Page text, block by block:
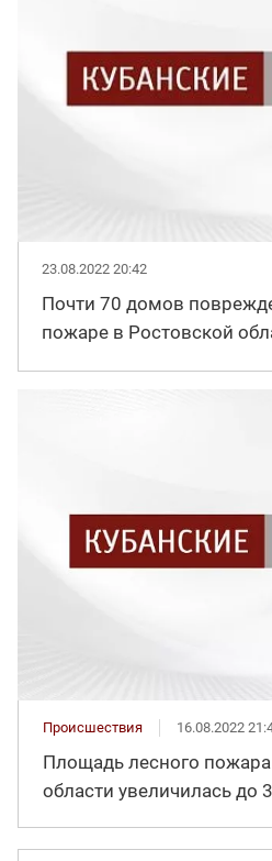
23.08.2022 20:42
Почти 70 домов
пожаре в Ростовской
Происшествия 16.08.2022
Площадь лесного
области увеличилась до